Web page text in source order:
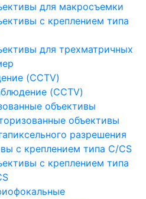
для макросъемки
с креплением типа
для трехматричных
(CCTV)
(CCTV)
объективы
объективы
разрешения
с креплением типа C/CS
с креплением типа